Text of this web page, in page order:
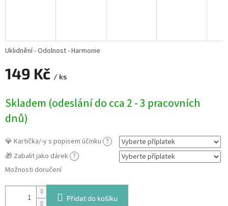
149 Kč / ks
cena:
Skladem (odeslání do cca 2 - 3 pracovních
dnů)
💎 Kartička/-y s popisem účinku ?
🎁 Zabalit jako dárek ?
Možnosti doručení
Přidat do košíku
Uklidnění - Odolnost - Harmonie